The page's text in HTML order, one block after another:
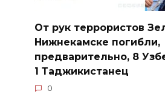
От рук террористов
Нижнекамске погибли,
предварительно, 8
1 Таджикистанец
0